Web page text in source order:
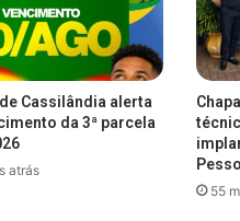
Cassilândia alerta
da 3ª parcela
atrás
55